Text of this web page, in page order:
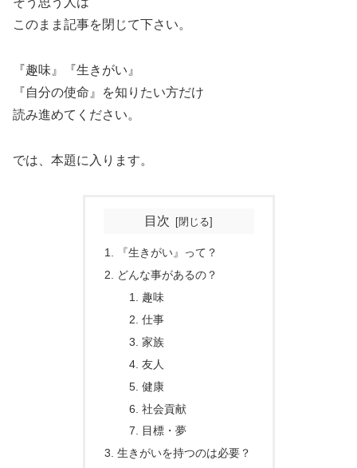
このまま記事を閉じて下さい。
『趣味』『生きがい』
『自分の使命』を知りたい方だけ
読み進めてください。
では、本題に入ります。
目次
『生きがい』って？
どんな事があるの？
趣味
仕事
家族
友人
健康
社会貢献
目標・夢
生きがいを持つのは必要？